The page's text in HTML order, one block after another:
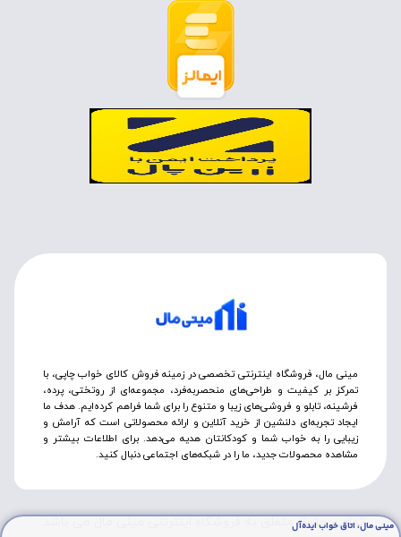
مینی مال، فروشگاه اینترنتی تخصصی در زمینه فروش کالای خواب چاپی، با
تمرکز بر کیفیت و طراحی‌های منحصربه‌فرد، مجموعه‌ای از روتختی‌، پرده،
فرشینه، تابلو و فروشی‌های زیبا و متنوع را برای شما فراهم کرده‌ایم. هدف ما
ایجاد تجربه‌ای دلنشین از خرید آنلاین و ارائه محصولاتی است که آرامش و
زیبایی را به خواب شما و کودکانتان هدیه می‌دهد. برای اطلاعات بیشتر و
مشاهده محصولات جدید، ما را در شبکه‌های اجتماعی دنبال کنید.
تمامی حقوق متعلق به فروشگاه اینترنتی مینی مال می باشد.
مینی مال، اتاق خواب ایده‌آل